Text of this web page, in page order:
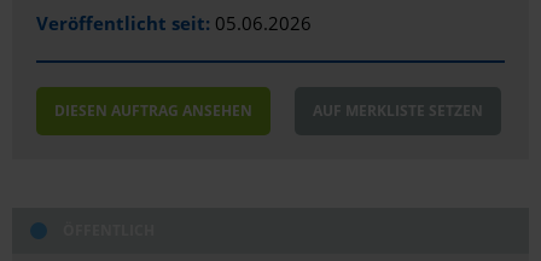
Veröffentlicht seit: 05.06.2026
DIESEN AUFTRAG ANSEHEN AUF MERKLISTE SETZEN